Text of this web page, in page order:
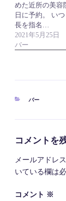
めた近所の美容
日に予約。 い
長を指名…
2021年5月25日
バー
カ
バー
コメントを
メールアドレ
いている欄は
コメント ※